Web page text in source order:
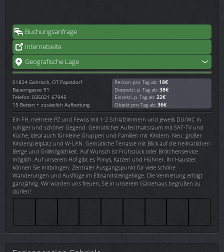
Buchungsanfrage
Internetseite
Geografische Lage
01824 Gohrisch, OT Papstdorf
Bauerngasse 91
Telefon: 035021 67945
15 Betten + zusätzlich Aufbettung
Person pro Tag ab: 18€
Doppelzi. p. Tag ab: 38€
Einzelzi. p. Tag ab: 22€
Objekt pro Tag ab: 36€
Ein FH, mehrere PZ und Fewos mit 1-2 Schlafzimmern und jeweils DU/WC in
ruhiger und schöner Gegend. Gemütlicher Aufenthaltsraum mit SAT-TV und
Küche, ideal auch für kleine Gruppen und Familien mit Kindern. Neu: großer
Kinderspielplatz und W-LAN. Gemütliche Terrasse mit Blick auf die heimatlichen
Berge und Grillmöglichkeit. Auf Wunsch ist Frühstück oder Brötchenservice
möglich. Auf unserem Hof gibt es Ponys, Katzen und Hühner. Ihr Haustier
können Sie mitbringen. Zentraler Ausgangspunkt für viele schöne
Wanderungen und Ausflüge im Elbsandsteingebirge. Die Vermietung erfolgt
ganzjährig. Wir würden uns freuen, Sie in unserem Gästehaus begrüßen zu
dürfen!